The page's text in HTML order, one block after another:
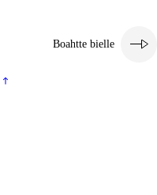
Boahtte bielle